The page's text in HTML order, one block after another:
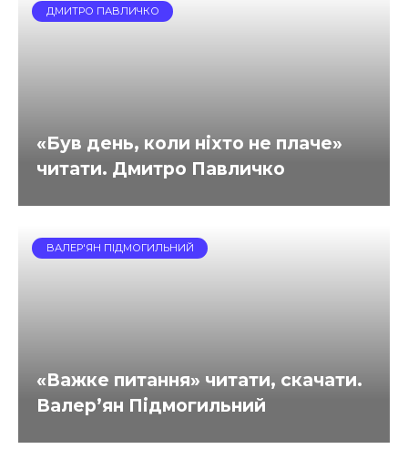
ДМИТРО ПАВЛИЧКО
«Був день, коли ніхто не плаче»
читати. Дмитро Павличко
ВАЛЕР'ЯН ПІДМОГИЛЬНИЙ
«Важке питання» читати, скачати.
Валер’ян Підмогильний